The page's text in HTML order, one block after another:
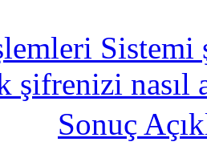
Sistemi
şifrenizi
Sonuç